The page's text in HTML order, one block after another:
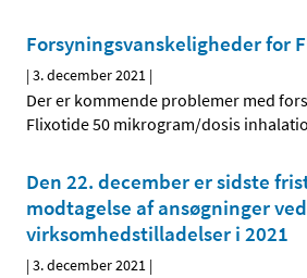
Forsyningsvanskeligheder for
|3. december 2021 |
Der er kommende problemer med
Flixotide 50 mikrogram/dosis
Den 22. december er sidste
modtagelse af ansøgninger
virksomhedstilladelser i 2021
|3. december 2021 |